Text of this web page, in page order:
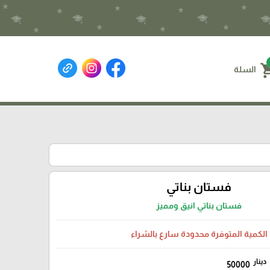
السلة
فستان بناتي
فستان بناتي انيق ومميز
الكمية المتوفرة محدودة سارع بالشراء
50000 دينار